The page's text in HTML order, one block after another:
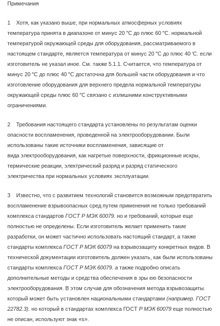
Примечания
1 Хотя, как указано выше, при нормальных атмосферных условиях
температура принята в диапазоне от минус 20 "С до плюс 60 "С. нормальной
температурой окружающей среды для оборудования, рассматриваемого в
настоящем стандарте, является температура от минус 20 "С до плюс 40 ‘С. если
изготовитель не указал иное. См. также 5.1.1. Считается, что температура от
минус 20 "С до плюс 40 "С достаточна для большей части оборудования и что
изготовление оборудования для верхнего предела нормальной температуры
окружающей среды плюс 60 "С связано с излишними конструктивными
ограничениями.
2 Требования настоящего стандарта установлены по результатам оценки
опасности воспламенения, проведенной на электрооборудовании. Были
использованы такие источники воспламенения, зависящие от
вида электрооборудования, как нагретые поверхности, фрикционные искры,
термические реакции, электрический разряд и разряд статического
электричества при нормальных условиях эксплуатации.
3 Известно, что с развитием технологий становится возможным предотвратить
воспламенение взрывоопасных сред путем применения не только требований
комплекса стандартов ГОСТ Р МЭК 60079. но и требований, которые еще
полностью не определены. Если изготовитель желает применить такие
разработки, он может частично использовать настоящий стандарт, а также
стандарты комплекса ГОСТ Р МЭК 60079 на взрывозащиту конкретных видов. В
технической документации изготовитель должен указать, как были использованы
стандарты комплекса ГОСТ Р МЭК 60079. а также подробно описать
дополнительные методы и средства обеспечения в зры ею безопасности
электрооборудования. В этом случав для обозначения метода взрывозащиты.
который может быть установлен национальными стандартами (например. ГОСТ
22782.3). но который в стандартах комплекса ГОСТ Р МЭК 60079 еще полностью
не описан, используют знак «s».